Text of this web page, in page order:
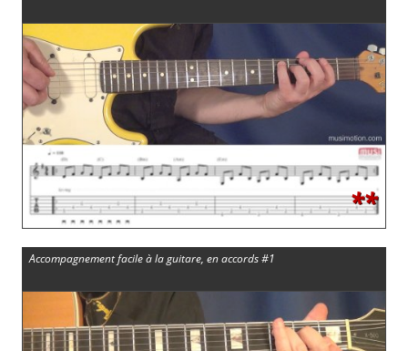
**
Accompagnement facile à la guitare, en accords #1